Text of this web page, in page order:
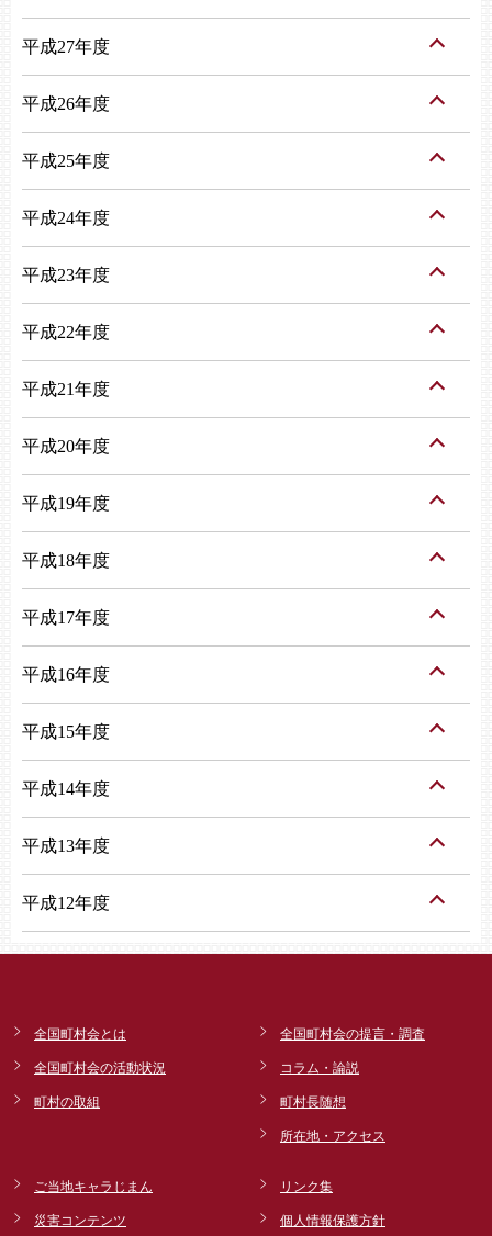
平成27年度
平成26年度
平成25年度
平成24年度
平成23年度
平成22年度
平成21年度
平成20年度
平成19年度
平成18年度
平成17年度
平成16年度
平成15年度
平成14年度
平成13年度
平成12年度
全国町村会とは
全国町村会の活動状況
町村の取組
全国町村会の提言・調査
コラム・論説
町村長随想
所在地・アクセス
ご当地キャラじまん
災害コンテンツ
リンク集
個人情報保護方針